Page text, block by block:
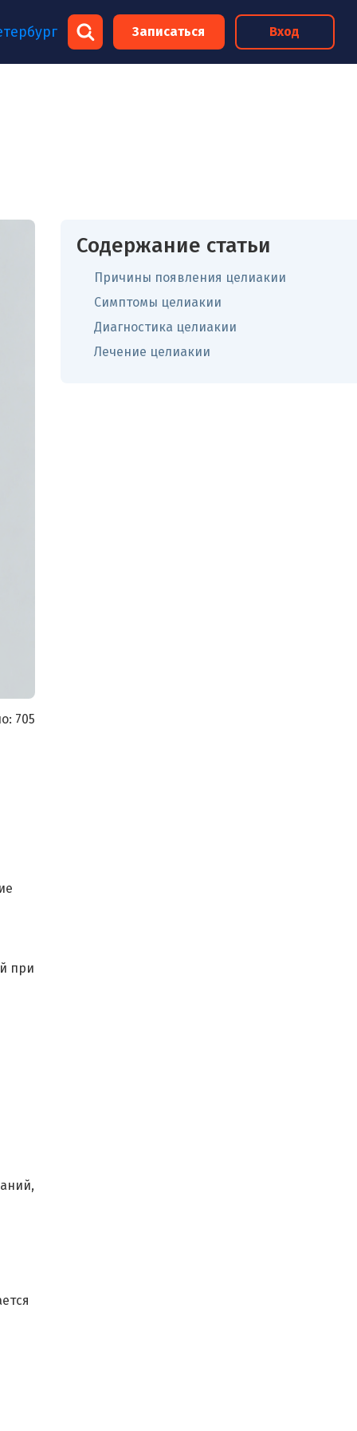
Записаться Вход
705
при
Содержание статьи
Причины появления целиакии
Симптомы целиакии
Диагностика целиакии
Лечение целиакии
×